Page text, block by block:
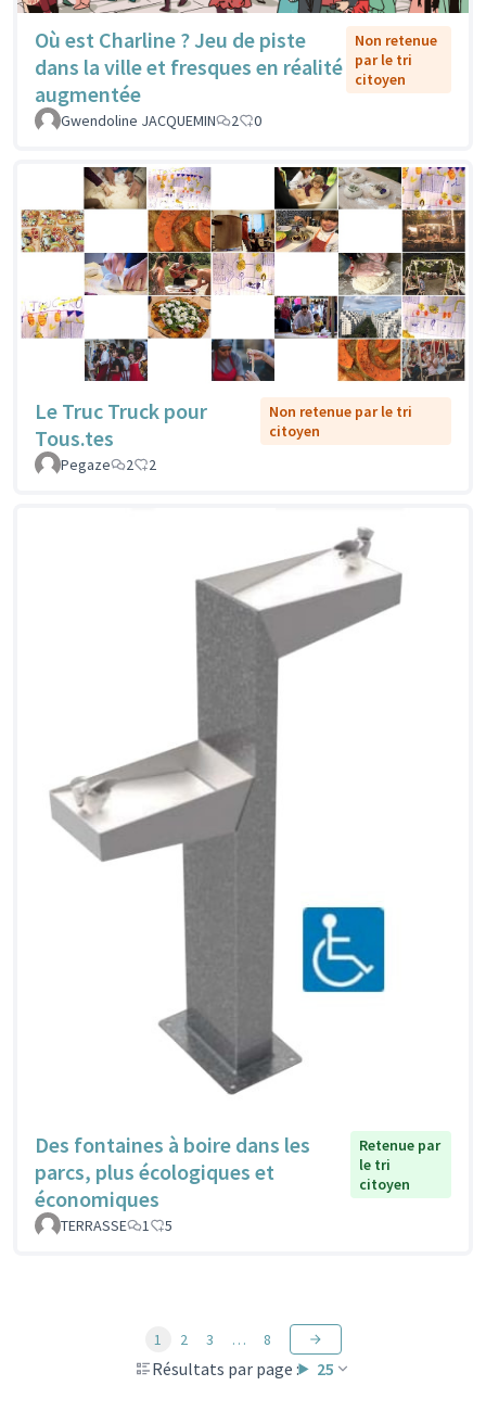
Où est Charline ? Jeu de piste
dans la ville et fresques en réalité
augmentée
Non retenue
par le tri
citoyen
Gwendoline JACQUEMIN 2 0
Le Truc Truck pour
Tous.tes
Non retenue par le tri
citoyen
Pegaze
2 2
Des fontaines à boire dans les
parcs, plus écologiques et
économiques
Retenue par
le tri
citoyen
TERRASSE 1 5
Résultats par page : 25
1 2 3 … 8